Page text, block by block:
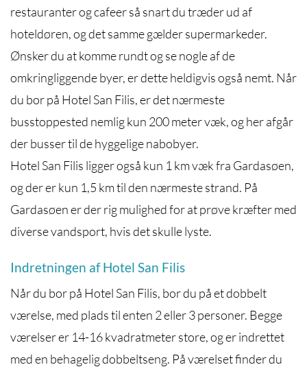
restauranter og cafeer så snart du træder ud af
hoteldøren, og det samme gælder supermarkeder.
Ønsker du at komme rundt og se nogle af de
omkringliggende byer, er dette heldigvis også nemt. Når
du bor på Hotel San Filis, er det nærmeste
busstoppested nemlig kun 200 meter væk, og her afgår
der busser til de hyggelige nabobyer.
Hotel San Filis ligger også kun 1 km væk fra Gardasøen,
og der er kun 1,5 km til den nærmeste strand. På
Gardasøen er der rig mulighed for at prøve kræfter med
diverse vandsport, hvis det skulle lyste.
Indretningen af Hotel San Filis
Når du bor på Hotel San Filis, bor du på et dobbelt
værelse, med plads til enten 2 eller 3 personer. Begge
værelser er 14-16 kvadratmeter store, og er indrettet
med en behagelig dobbeltseng. På værelset finder du